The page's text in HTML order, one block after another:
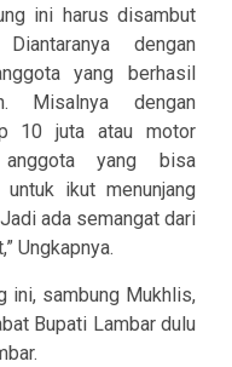
ini harus disambut
dengan
yang berhasil
Misalnya dengan
10 juta atau motor
yang bisa
untuk ikut menunjang
ada semangat dari
Ungkapnya.
ini, sambung Mukhlis,
Bupati Lambar dulu